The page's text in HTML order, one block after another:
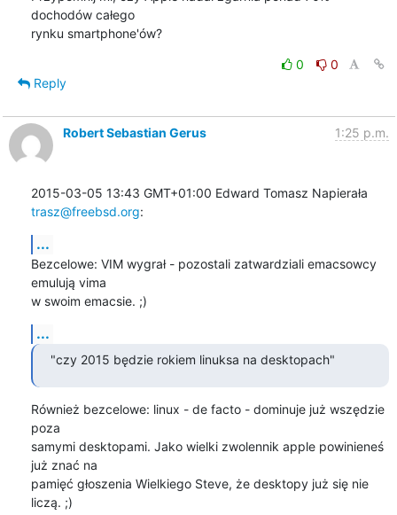
dochodów całego
rynku smartphone'ów?
0
0
Reply
Robert Sebastian Gerus 1:25 p.m.
trasz@freebsd.org:
...
Bezcelowe: VIM wygrał - pozostali zatwardziali emacsowcy
emulują vima
w swoim emacsie. ;)
...
"czy 2015 będzie rokiem linuksa na desktopach"
Również bezcelowe: linux - de facto - dominuje już wszędzie
poza
samymi desktopami. Jako wielki zwolennik apple powinieneś
już znać na
pamięć głoszenia Wielkiego Steve, że desktopy już się nie
liczą. ;)